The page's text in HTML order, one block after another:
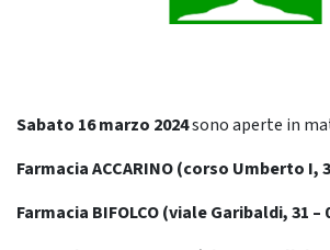
Sabato 16 marzo 2024sono aperte in
Farmacia ACCARINO (corso Umberto I,
Farmacia BIFOLCO (viale Garibaldi, 31 –